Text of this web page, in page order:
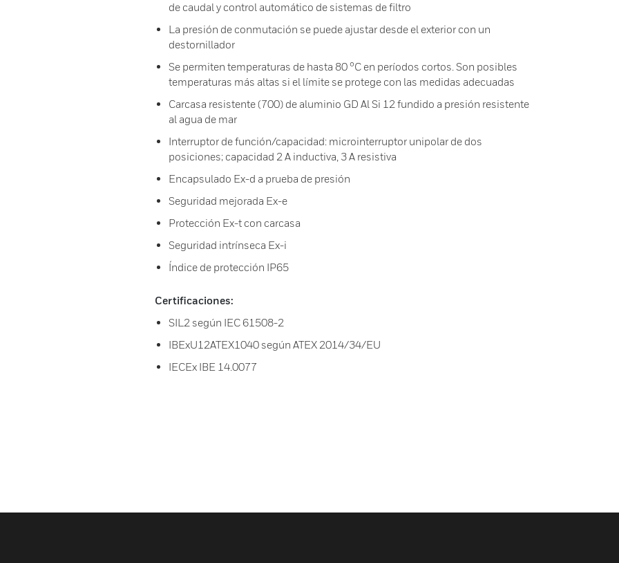
de caudal y control automático de sistemas de filtro
La presión de conmutación se puede ajustar desde el exterior con un
destornillador
Se permiten temperaturas de hasta 80 °C en períodos cortos. Son posibles
temperaturas más altas si el límite se protege con las medidas adecuadas
Carcasa resistente (700) de aluminio GD Al Si 12 fundido a presión resistente
al agua de mar
Interruptor de función/capacidad: microinterruptor unipolar de dos
posiciones; capacidad 2 A inductiva, 3 A resistiva
Encapsulado Ex-d a prueba de presión
Seguridad mejorada Ex-e
Protección Ex-t con carcasa
Seguridad intrínseca Ex-i
Índice de protección IP65
Certificaciones:
SIL2 según IEC 61508-2
IBExU12ATEX1040 según ATEX 2014/34/EU
IECEx IBE 14.0077